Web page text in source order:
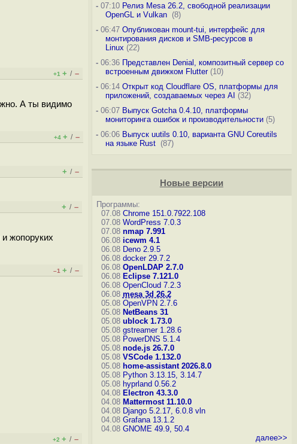
+1 + / –
А ты видимо
+4 + / –
+ / –
+ / –
жопоруких
–1 + / –
+2 + / –
-07:10 Релиз Mesa 26.2, свободной реализации
OpenGL и Vulkan (8)
-06:47 Опубликован mount-tui, интерфейс для
монтирования дисков и SMB-ресурсов в
Linux (22)
-06:36 Представлен Denial, композитный сервер со
встроенным движком Flutter(10)
-06:14 Открыт код Cloudflare OS, платформы для
приложений, создаваемых через AI (32)
-06:07 Выпуск Gotcha 0.4.10, платформы
мониторинга ошибок и производительности(5)
-06:06 Выпуск uutils 0.10, варианта GNU Coreutils
на языке Rust (87)
Новые версии
Программы:
07.08 Chrome 151.0.7922.108
07.08 WordPress 7.0.3
07.08 nmap 7.991
06.08 icewm 4.1
06.08 Deno 2.9.5
06.08 docker 29.7.2
06.08 OpenLDAP 2.7.0
06.08 Eclipse 7.121.0
06.08 OpenCloud 7.2.3
06.08 mesa 3d 26.2
05.08 OpenVPN 2.7.6
05.08 NetBeans 31
05.08 ublock 1.73.0
05.08 gstreamer 1.28.6
05.08 PowerDNS 5.1.4
05.08 node.js 26.7.0
05.08 VSCode 1.132.0
05.08 home-assistant 2026.8.0
05.08 Python 3.13.15, 3.14.7
05.08 hyprland 0.56.2
04.08 Electron 43.3.0
04.08 Mattermost 11.10.0
04.08 Django 5.2.17, 6.0.8 vln
04.08 Grafana 13.1.2
04.08 GNOME 49.9, 50.4
далее>>